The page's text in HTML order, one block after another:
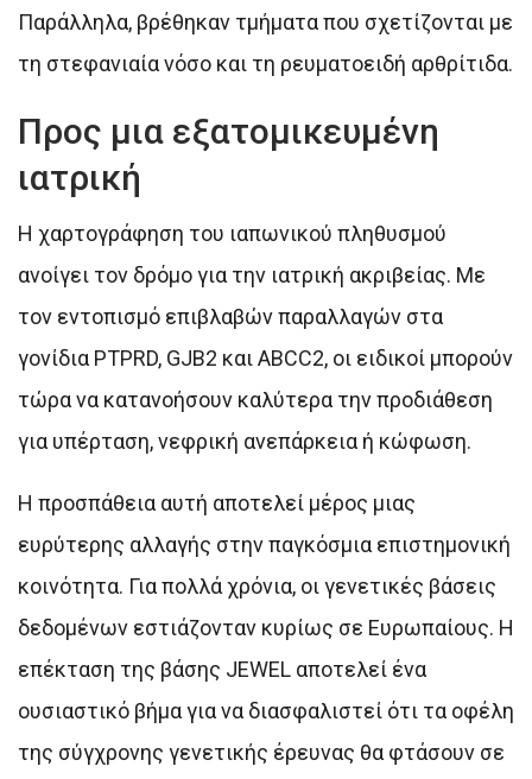
Παράλληλα, βρέθηκαν τμήματα που σχετίζονται με
τη στεφανιαία νόσο και τη ρευματοειδή αρθρίτιδα.
Προς μια εξατομικευμένη
ιατρική
Η χαρτογράφηση του ιαπωνικού πληθυσμού
ανοίγει τον δρόμο για την ιατρική ακριβείας. Με
τον εντοπισμό επιβλαβών παραλλαγών στα
γονίδια PTPRD, GJB2 και ABCC2, οι ειδικοί μπορούν
τώρα να κατανοήσουν καλύτερα την προδιάθεση
για υπέρταση, νεφρική ανεπάρκεια ή κώφωση.
Η προσπάθεια αυτή αποτελεί μέρος μιας
ευρύτερης αλλαγής στην παγκόσμια επιστημονική
κοινότητα. Για πολλά χρόνια, οι γενετικές βάσεις
δεδομένων εστιάζονταν κυρίως σε Ευρωπαίους. Η
επέκταση της βάσης JEWEL αποτελεί ένα
ουσιαστικό βήμα για να διασφαλιστεί ότι τα οφέλη
της σύγχρονης γενετικής έρευνας θα φτάσουν σε